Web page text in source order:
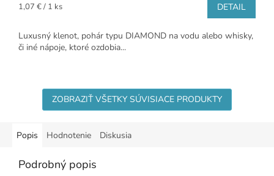
Jednotková
1,07 € / 1 ks DETAIL
Luxusný klenot, pohár typu DIAMOND na vodu alebo whisky,
či iné nápoje, ktoré ozdobia...
ZOBRAZIŤ VŠETKY SÚVISIACE PRODUKTY
Popis Hodnotenie Diskusia
Podrobný popis